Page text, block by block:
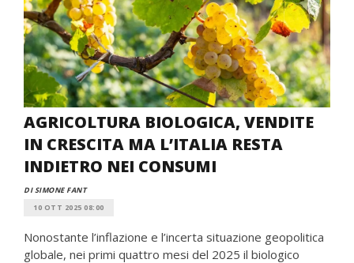
AGRICOLTURA BIOLOGICA, VENDITE
IN CRESCITA MA L’ITALIA RESTA
INDIETRO NEI CONSUMI
DI SIMONE FANT
10 OTT 2025 08:00
Nonostante l’inflazione e l’incerta situazione geopolitica
globale, nei primi quattro mesi del 2025 il biologico